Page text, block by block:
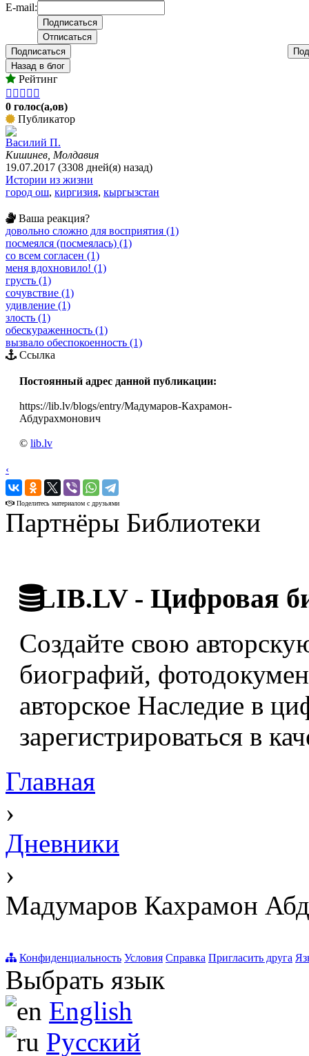
E-mail:
Подписаться
Назад в блог
Рейтинг
    
0 голос(а,ов)
Публикатор
Вacилий П.
Кишинев, Молдавия
19.07.2017 (3308 дней(я) назад)
Истории из жизни
город ош, киргизия, кыргызстан
Ваша реакция?
довольно сложно для восприятия (1)
посмеялся (посмеялась) (1)
со всем согласен (1)
меня вдохновило! (1)
грусть (1)
сочувствие (1)
удивление (1)
злость (1)
обескураженность (1)
вызвало обеспокоенность (1)
Ссылка
Постоянный адрес данной публикации:
https://lib.lv/blogs/entry/Мадумаров-Кахрамон-
Абдурахмонович
© lib.lv
‹
›
Поделитесь материалом с друзьями
Партнёры Библиотеки
LIB.LV - Цифровая
Создайте свою
биографий,
авторское Наследие в
зарегистрироваться в
Главная
›
Дневники
›
Мадумаров Кахрамон
Конфиденциальность Условия Справка Пригласить друга
Выбрать язык
English
Русский